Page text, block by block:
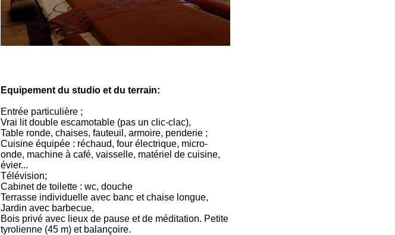
Equipement du studio et du terrain:
Entrée particulière ;
Vrai lit double escamotable (pas un clic-clac),
Table ronde, chaises, fauteuil, armoire, penderie ;
Cuisine équipée : réchaud, four électrique, micro-
onde, machine à café, vaisselle, matériel de cuisine,
évier...
Télévision;
Cabinet de toilette : wc, douche
Terrasse individuelle avec banc et chaise longue,
Jardin avec barbecue,
Bois privé avec lieux de pause et de méditation. Petite
tyrolienne (45 m) et balançoire.